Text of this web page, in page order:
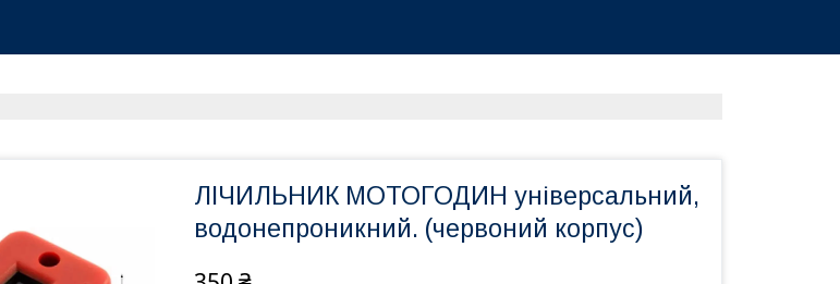
ЛІЧИЛЬНИК МОТОГОДИН універсальний,
водонепроникний. (червоний корпус)